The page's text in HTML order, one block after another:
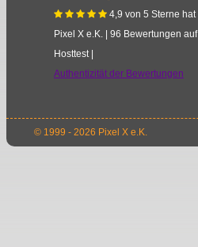
     4,9 von 5 Sterne hat
Pixel X e.K.
96 Bewertungen auf
Hosttest |
Authentizität der Bewertungen
© 1999 - 2026 Pixel X e.K.